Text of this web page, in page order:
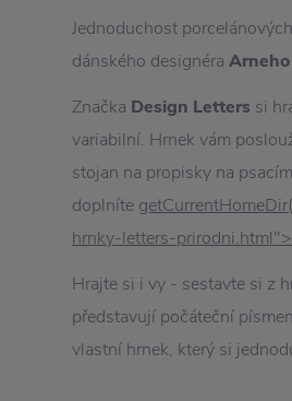
Jednoduchost
dánského designéra Arneho
Značka Design Letters si
variabilní. Hrnek vám
stojan na propisky na
doplníte
hrnky-letters-
Hrajte si i vy - sestavte si z
představují počáteční
vlastní hrnek, který si